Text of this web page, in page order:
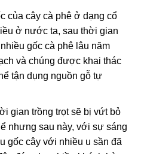
của cây cà phê ở dạng cổ
ở nước ta, sau thời gian
gốc cà phê lâu năm
và chúng được khai thác
tận dụng nguồn gỗ tự
gian trồng trọt sẽ bị vứt bỏ
nhưng sau này, với sự sáng
gốc cây với nhiều u sần đã